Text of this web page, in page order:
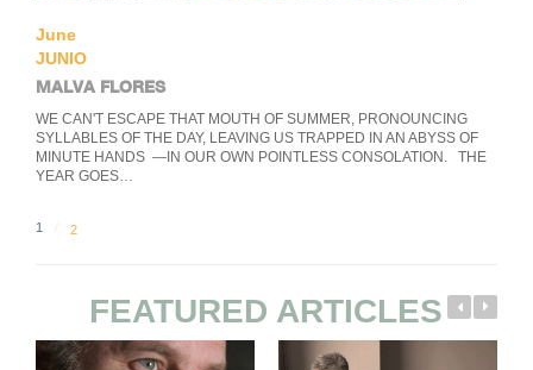
June
JUNIO
MALVA FLORES
WE CAN'T ESCAPE THAT MOUTH OF SUMMER, PRONOUNCING
SYLLABLES OF THE DAY, LEAVING US TRAPPED IN AN ABYSS OF
MINUTE HANDS —IN OUR OWN POINTLESS CONSOLATION. THE
YEAR GOES…
1 2
FEATURED ARTICLES